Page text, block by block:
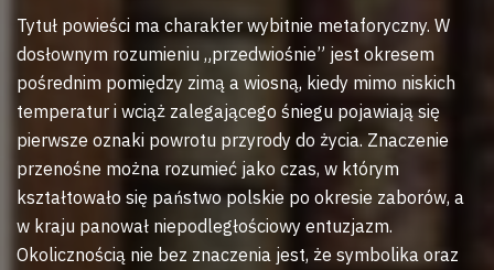
Tytuł powieści ma charakter wybitnie metaforyczny. W
dosłownym rozumieniu „przedwiośnie” jest okresem
pośrednim pomiędzy zimą a wiosną, kiedy mimo niskich
temperatur i wciąż zalegającego śniegu pojawiają się
pierwsze oznaki powrotu przyrody do życia. Znaczenie
przenośne można rozumieć jako czas, w którym
kształtowało się państwo polskie po okresie zaborów, a
w kraju panował niepodległościowy entuzjazm.
Okolicznością nie bez znaczenia jest, że symbolika oraz